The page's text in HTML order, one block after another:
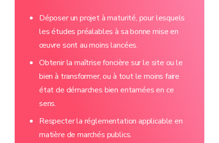
Déposer un projet à maturité, pour lesquels
les études préalables à sa bonne mise en
œuvre sont au moins lancées.
Obtenir la maîtrise foncière sur le site ou le
bien à transformer, ou à tout le moins faire
état de démarches bien entamées en ce
sens.
Respecter la réglementation applicable en
matière de marchés publics.